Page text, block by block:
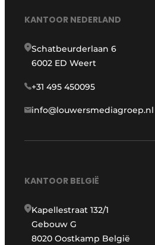
KANTOOR NEDERLAND
Schatbeurderlaan 6
6002 ED Weert
+31 495 450095
info@louwersmediagroep.nl
KANTOOR BELGIË
Kapellestraat 132/1
Gebouw G
8020 Oostkamp België